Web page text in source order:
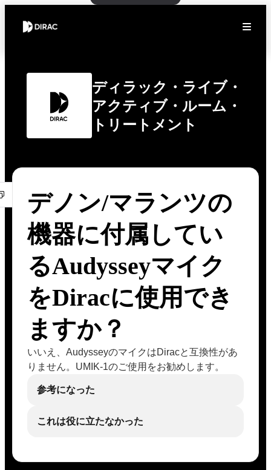
ディラック・ライブ・
アクティブ・ルーム・
トリートメント
デノン/マランツの
機器に付属してい
るAudysseyマイク
をDiracに使用でき
ますか？
いいえ、AudysseyのマイクはDiracと互換性があ
りません。UMIK-1のご使用をお勧めします。
参考になった
これは役に立たなかった